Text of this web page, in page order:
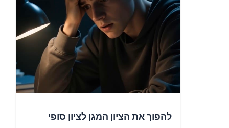
להפוך את הציון המגן לציון סופי